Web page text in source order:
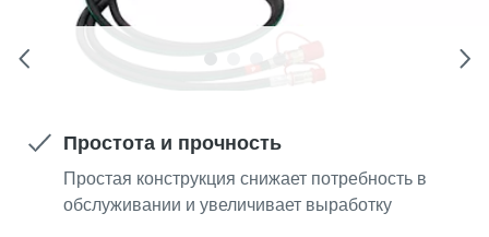
Простота и прочность
Простая конструкция снижает потребность в
обслуживании и увеличивает выработку